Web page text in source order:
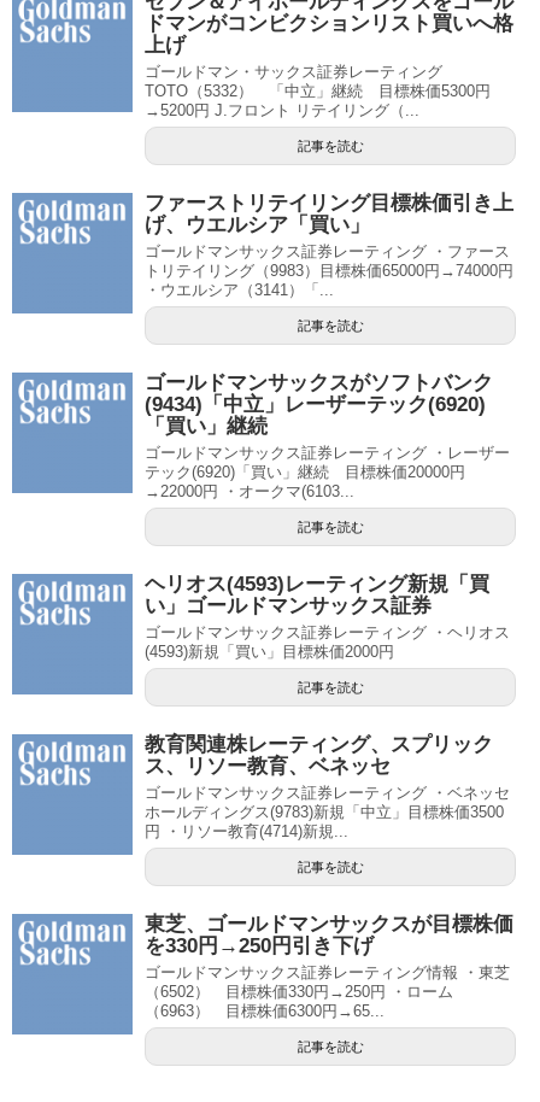
ドマンがコンビクションリスト買いへ格
上げ
ゴールドマン・サックス証券レーティング
TOTO（5332） 「中立」継続 目標株価5300円
→5200円 J.フロント リテイリング（...
記事を読む
ファーストリテイリング目標株価引き上
げ、ウエルシア「買い」
ゴールドマンサックス証券レーティング ・ファース
トリテイリング（9983）目標株価65000円→74000円
・ウエルシア（3141）「...
記事を読む
ゴールドマンサックスがソフトバンク
(9434)「中立」レーザーテック(6920)
「買い」継続
ゴールドマンサックス証券レーティング ・レーザー
テック(6920)「買い」継続 目標株価20000円
→22000円 ・オークマ(6103...
記事を読む
ヘリオス(4593)レーティング新規「買
い」ゴールドマンサックス証券
ゴールドマンサックス証券レーティング ・ヘリオス
(4593)新規「買い」目標株価2000円
記事を読む
教育関連株レーティング、スプリック
ス、リソー教育、ベネッセ
ゴールドマンサックス証券レーティング ・ベネッセ
ホールディングス(9783)新規「中立」目標株価3500
円 ・リソー教育(4714)新規...
記事を読む
東芝、ゴールドマンサックスが目標株価
を330円→250円引き下げ
ゴールドマンサックス証券レーティング情報 ・東芝
（6502） 目標株価330円→250円 ・ローム
（6963） 目標株価6300円→65...
記事を読む